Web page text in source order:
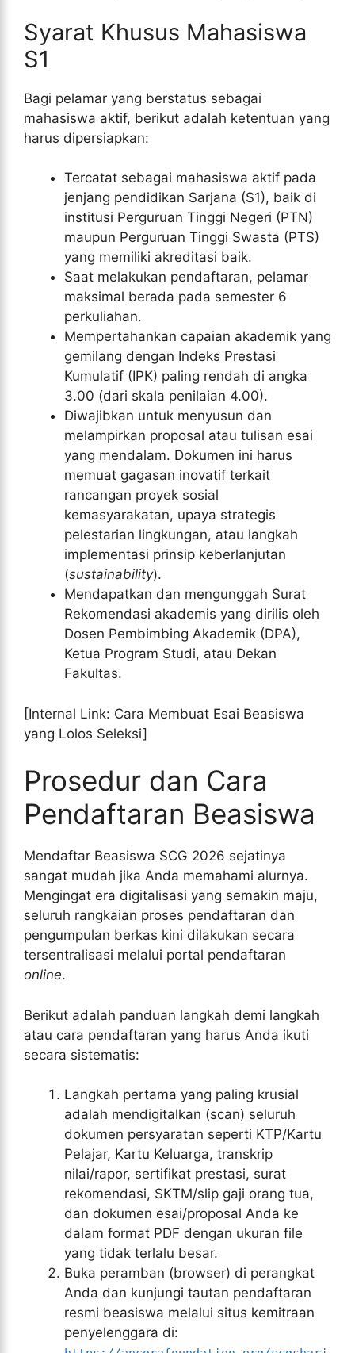
Syarat Khusus Mahasiswa
S1
Bagi pelamar yang berstatus sebagai
mahasiswa aktif, berikut adalah ketentuan yang
harus dipersiapkan:
Tercatat sebagai mahasiswa aktif pada
jenjang pendidikan Sarjana (S1), baik di
institusi Perguruan Tinggi Negeri (PTN)
maupun Perguruan Tinggi Swasta (PTS)
yang memiliki akreditasi baik.
Saat melakukan pendaftaran, pelamar
maksimal berada pada semester 6
perkuliahan.
Mempertahankan capaian akademik yang
gemilang dengan Indeks Prestasi
Kumulatif (IPK) paling rendah di angka
3.00 (dari skala penilaian 4.00).
Diwajibkan untuk menyusun dan
melampirkan proposal atau tulisan esai
yang mendalam. Dokumen ini harus
memuat gagasan inovatif terkait
rancangan proyek sosial
kemasyarakatan, upaya strategis
pelestarian lingkungan, atau langkah
implementasi prinsip keberlanjutan
(sustainability).
Mendapatkan dan mengunggah Surat
Rekomendasi akademis yang dirilis oleh
Dosen Pembimbing Akademik (DPA),
Ketua Program Studi, atau Dekan
Fakultas.
[Internal Link: Cara Membuat Esai Beasiswa
yang Lolos Seleksi]
Prosedur dan Cara
Pendaftaran Beasiswa
Mendaftar Beasiswa SCG 2026 sejatinya
sangat mudah jika Anda memahami alurnya.
Mengingat era digitalisasi yang semakin maju,
seluruh rangkaian proses pendaftaran dan
pengumpulan berkas kini dilakukan secara
tersentralisasi melalui portal pendaftaran
online.
Berikut adalah panduan langkah demi langkah
atau cara pendaftaran yang harus Anda ikuti
secara sistematis:
Langkah pertama yang paling krusial
adalah mendigitalkan (scan) seluruh
dokumen persyaratan seperti KTP/Kartu
Pelajar, Kartu Keluarga, transkrip
nilai/rapor, sertifikat prestasi, surat
rekomendasi, SKTM/slip gaji orang tua,
dan dokumen esai/proposal Anda ke
dalam format PDF dengan ukuran file
yang tidak terlalu besar.
Buka peramban (browser) di perangkat
Anda dan kunjungi tautan pendaftaran
resmi beasiswa melalui situs kemitraan
penyelenggara di: